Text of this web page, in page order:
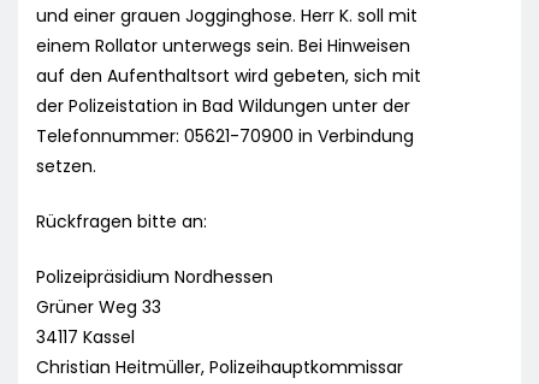
und einer grauen Jogginghose. Herr K. soll mit
einem Rollator unterwegs sein. Bei Hinweisen
auf den Aufenthaltsort wird gebeten, sich mit
der Polizeistation in Bad Wildungen unter der
Telefonnummer: 05621-70900 in Verbindung
setzen.
Rückfragen bitte an:
Polizeipräsidium Nordhessen
Grüner Weg 33
34117 Kassel
Christian Heitmüller, Polizeihauptkommissar